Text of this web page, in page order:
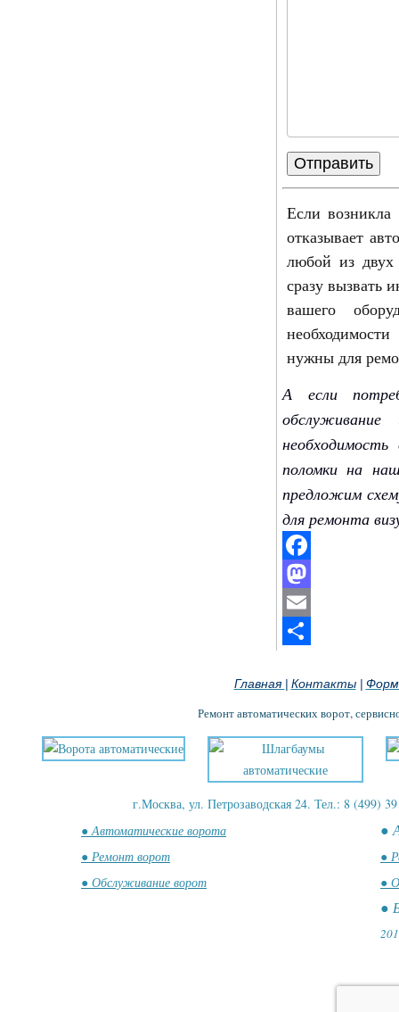
Если возникла
отказывает
любой из двух
сразу вызвать
вашего
нужны для
А если
поломки на
предложим
для ремонта
Facebook
Mastodon
Email
Главная Контакты|
Ремонт автоматических ворот,
г.Москва, ул. Петрозаводская 24. Тел.: 8 (499)
● Автоматические ворота
●
● Ремонт ворот
●
● Обслуживание ворот
●
●